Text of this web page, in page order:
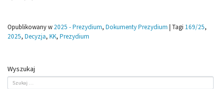
Opublikowany w 2025 - Prezydium, Dokumenty Prezydium | Tagi 169/25,
2025, Decyzja, KK, Prezydium
Wyszukaj